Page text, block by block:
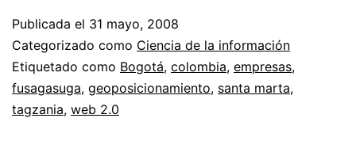
//
Publicada el 31 mayo, 2008
Categorizado como Ciencia de la información
Etiquetado como Bogotá, colombia, empresas,
fusagasuga, geoposicionamiento, santa marta,
tagzania, web 2.0